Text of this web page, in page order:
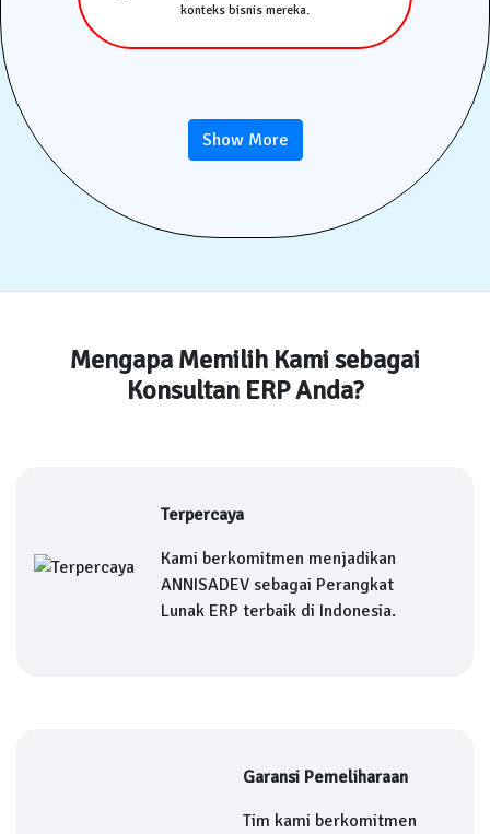
konteks bisnis mereka.
Show More
Mengapa Memilih Kami sebagai
Konsultan ERP Anda?
Terpercaya
Kami berkomitmen menjadikan
ANNISADEV sebagai Perangkat
Lunak ERP terbaik di Indonesia.
Garansi Pemeliharaan
Tim kami berkomitmen